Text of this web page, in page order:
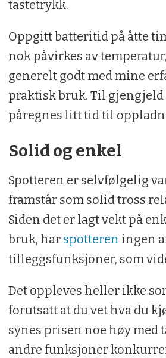
tastetrykk.
Oppgitt batteritid på åtte
nok påvirkes av
generelt godt med mine
praktisk bruk. Til gjengjeld
påregnes litt tid til
Solid og enkel
Spotteren er selvfølgelig
framstår som solid tross
Siden det er lagt vekt på
bruk, har spotteren ingen
tilleggsfunksjoner, som
Det oppleves heller ikke
forutsatt at du vet hva du
synes prisen noe høy med
andre funksjoner